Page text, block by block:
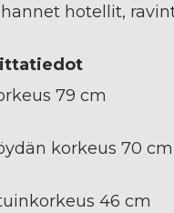
hotellit,
79 cm
korkeus 70 cm
46 cm